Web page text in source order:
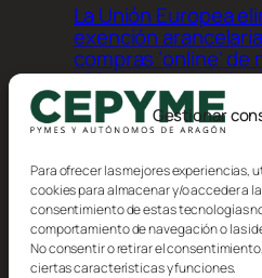
Gestionar
Para ofrecer las mejores experiencias,
cookies para almacenar y/o acceder a
consentimiento de estas tecnologías
comportamiento de navegación o las
No consentir o retirar el
ciertas características y funciones.
La Unión Europea
exención
compras ‘online’ de
150 euros
terceros países